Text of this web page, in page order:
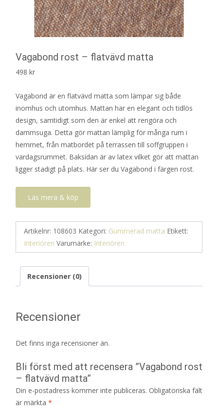
Vagabond rost – flatvävd matta
498 kr
Vagabond är en flatvävd matta som lämpar sig både
inomhus och utomhus. Mattan har en elegant och tidlös
design, samtidigt som den är enkel att rengöra och
dammsuga. Detta gör mattan lämplig för många rum i
hemmet, från matbordet på terrassen till soffgruppen i
vardagsrummet. Baksidan är av latex vilket gör att mattan
ligger stadigt på plats. Här ser du Vagabond i färgen rost.
Läs mera & köp
Artikelnr: 108603 Kategori: Gummerad matta Etikett:
Interiören Varumärke: Interiören
Recensioner (0)
Recensioner
Det finns inga recensioner än.
Bli först med att recensera ”Vagabond rost
– flatvävd matta”
Din e-postadress kommer inte publiceras. Obligatoriska fält
är märkta *